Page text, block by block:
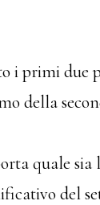
i primi due
della
quale
del